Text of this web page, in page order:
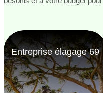
Entreprise élagage 69